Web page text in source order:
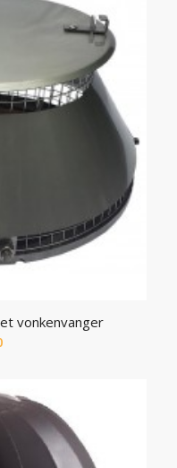
vonkenvanger